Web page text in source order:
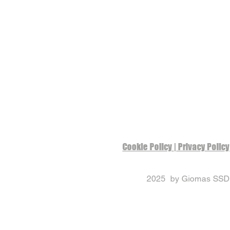
Cookie Policy | Privacy Policy
2025 by Giomas SSD